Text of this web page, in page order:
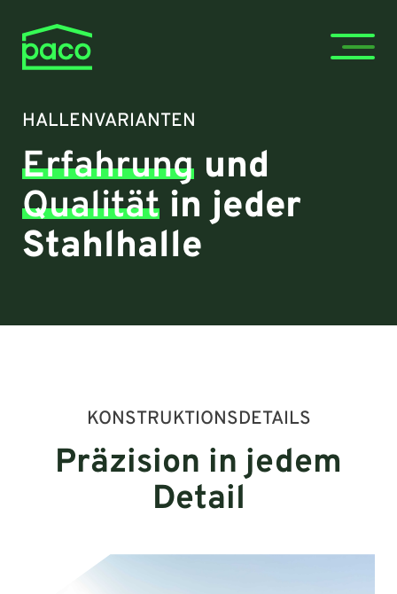
HALLENVARIANTEN
Erfahrung und
Qualität in jeder
Stahlhalle
KONSTRUKTIONSDETAILS
Präzision in jedem
Detail